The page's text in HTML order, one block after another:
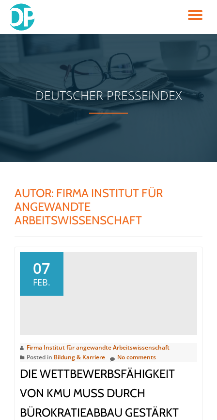
Skip
to
DEUTSCHER PRESSEINDEX
AUTOR: FIRMA INSTITUT FÜR
ANGEWANDTE
ARBEITSWISSENSCHAFT
07
FEB.
Firma Institut für angewandte Arbeitswissenschaft
Posted in Bildung & Karriere No comments
DIE WETTBEWERBSFÄHIGKEIT
VON KMU MUSS DURCH
BÜROKRATIEABBAU GESTÄRKT